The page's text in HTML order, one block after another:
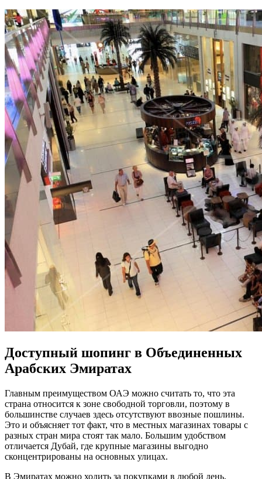
Доступный шопинг в Объединенных
Арабских Эмиратах
Главным преимуществом ОАЭ можно считать то, что эта
страна относится к зоне свободной торговли, поэтому в
большинстве случаев здесь отсутствуют ввозные пошлины.
Это и объясняет тот факт, что в местных магазинах товары с
разных стран мира стоят так мало. Большим удобством
отличается Дубай, где крупные магазины выгодно
сконцентрированы на основных улицах.
В Эмиратах можно ходить за покупками в любой день.